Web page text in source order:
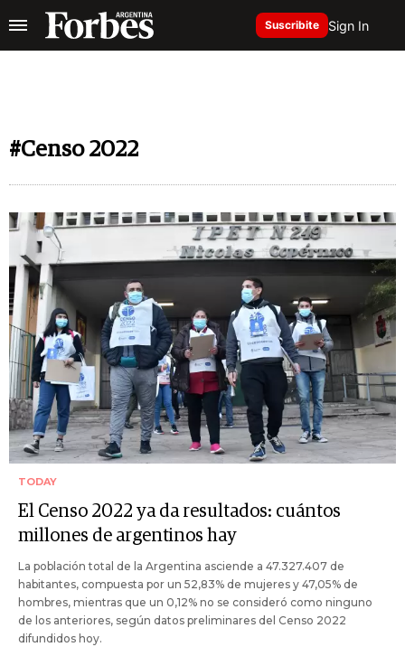
Suscribite Sign In
#Censo 2022
TODAY
El Censo 2022 ya da resultados: cuántos
millones de argentinos hay
La población total de la Argentina asciende a 47.327.407 de
habitantes, compuesta por un 52,83% de mujeres y 47,05% de
hombres, mientras que un 0,12% no se consideró como ninguno
de los anteriores, según datos preliminares del Censo 2022
difundidos hoy.